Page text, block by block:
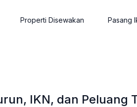
Properti Disewakan Pasang
IKN, dan Peluang